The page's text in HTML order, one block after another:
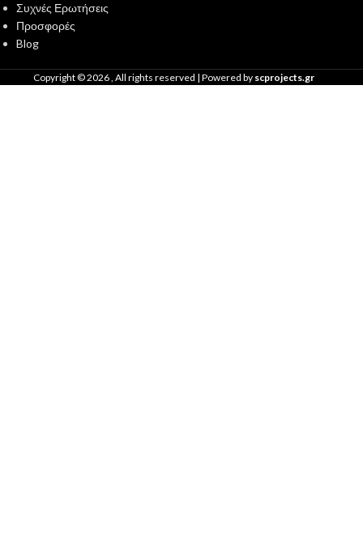
Συχνές Ερωτήσεις
Προσφορές
Blog
Copyright ©2026, All rights reserved | Powered by scprojects.gr